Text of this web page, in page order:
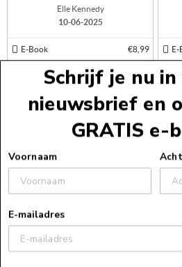
Elle Kennedy
10-06-2025
E-Book €8,99
Laad meer
Schrijf je nu in
nieuwsbrief en
GRATIS e-
Voornaam
E-mailadres